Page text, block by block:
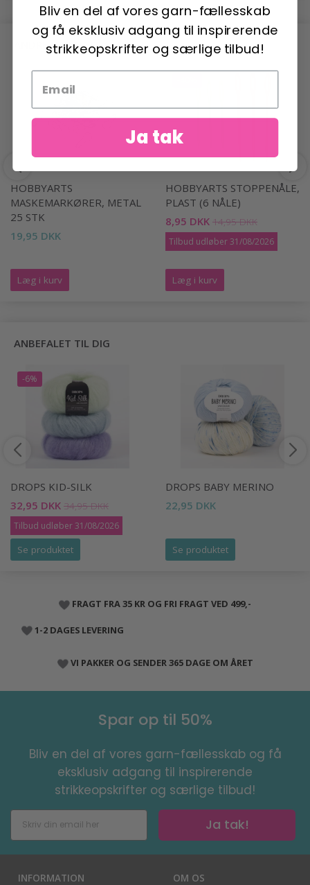
ANDRE HAR OGSÅ SET
HOBBYARTS
MASKEMARKØRER, METAL
25 STK
19,95 DKK
Læg i kurv
HOBBYARTS STOPPENÅLE,
PLAST (6 NÅLE)
8,95 DKK 14,95 DKK
Tilbud udløber 31/08/2026
Læg i kurv
ANBEFALET TIL DIG
-6%
DROPS KID-SILK
32,95 DKK 34,95 DKK
Tilbud udløber 31/08/2026
Se produktet
DROPS BABY MERINO
22,95 DKK
Se produktet
FRAGT FRA 35 KR OG FRI FRAGT VED 499,-
1-2 DAGES LEVERING
VI PAKKER OG SENDER 365 DAGE OM ÅRET
Spar op til 50%
Bliv en del af vores garn-fællesskab og få
eksklusiv adgang til inspirerende
strikkeopskrifter og særlige tilbud!
Ja tak!
INFORMATION OM OS
Bliv en del af vores garn-fællesskab
og få eksklusiv adgang til inspirerende
strikkeopskrifter og særlige tilbud!
Ja tak